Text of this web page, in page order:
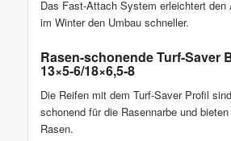
Das Fast-Attach System erleichtert den
im Winter den Umbau schneller.
Rasen-schonende Turf-Saver
13×5-6/18×6,5-8
Die Reifen mit dem Turf-Saver Profil
schonend für die Rasennarbe und
Rasen.